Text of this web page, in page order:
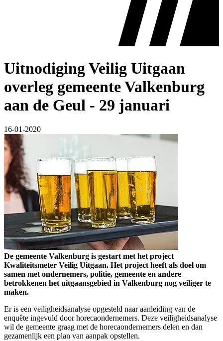
Uitnodiging Veilig Uitgaan
overleg gemeente Valkenburg
aan de Geul - 29 januari
16-01-2020
De gemeente Valkenburg is gestart met het project
Kwaliteitsmeter Veilig Uitgaan. Het project heeft als doel om
samen met ondernemers, politie, gemeente en andere
betrokkenen het uitgaansgebied in Valkenburg nog veiliger te
maken.
Er is een veiligheidsanalyse opgesteld naar aanleiding van de
enquête ingevuld door horecaondernemers. Deze veiligheidsanalyse
wil de gemeente graag met de horecaondernemers delen en dan
gezamenlijk een plan van aanpak opstellen.